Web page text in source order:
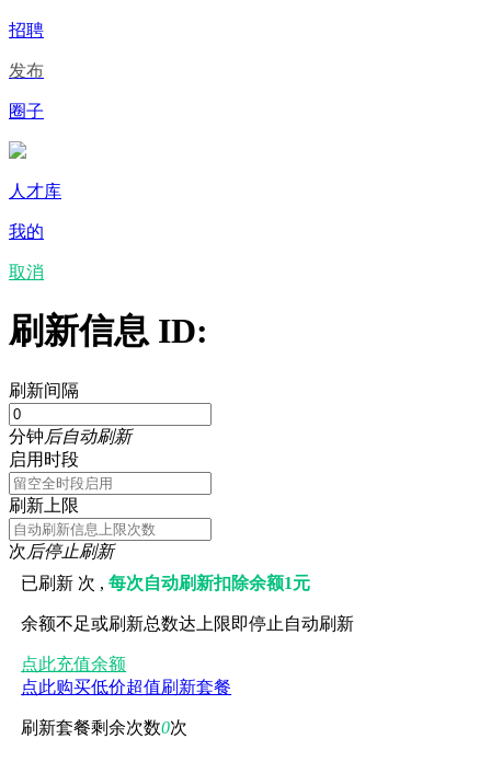
招聘
发布
圈子
人才库
我的
取消
刷新信息 ID:
刷新间隔
分钟后自动刷新
启用时段
刷新上限
次后停止刷新
已刷新 次 ,每次自动刷新扣除余额1元
余额不足或刷新总数达上限即停止自动刷新
点此充值余额
点此购买低价超值刷新套餐
刷新套餐剩余次数0次